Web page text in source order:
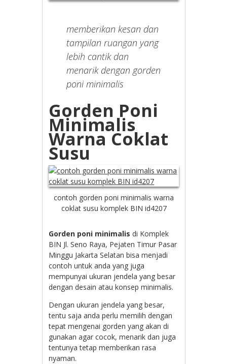
memberikan kesan dan
tampilan ruangan yang
lebih cantik dan
menarik dengan gorden
poni minimalis
Gorden Poni
Minimalis
Warna Coklat
Susu
contoh gorden poni minimalis warna
coklat susu komplek BIN id4207
Gorden poni minimalis di Komplek
BIN Jl. Seno Raya, Pejaten Timur Pasar
Minggu Jakarta Selatan bisa menjadi
contoh untuk anda yang juga
mempunyai ukuran jendela yang besar
dengan desain atau konsep minimalis.
Dengan ukuran jendela yang besar,
tentu saja anda perlu memilih dengan
tepat mengenai gorden yang akan di
gunakan agar cocok, menarik dan juga
tentunya tetap memberikan rasa
nyaman.